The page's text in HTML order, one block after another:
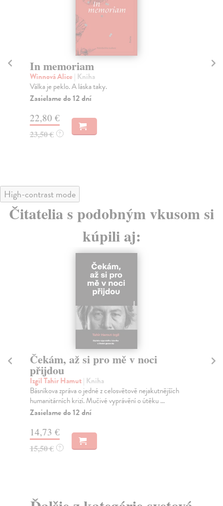
In memoriam
Winnová Alice | Kniha
Válka je peklo. A láska taky.
Zasielame do 12 dní
22,80 €
23,50 € ?
High-contrast mode
Čitatelia s podobným vkusom si
kúpili aj:
Čekám, až si pro mě v noci
přijdou
Izgil Tahir Hamut| Kniha
Básníkova zpráva o jedné z celosvětově nejakutnějších
humanitárních krizí. Mučivé vyprávění o útěku ...
Zasielame do 12 dní
14,73 €
15,50 € ?